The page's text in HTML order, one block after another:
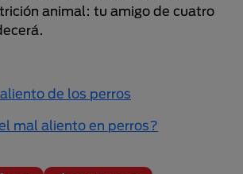
animal: tu amigo de cuatro
de los perros
mal aliento en perros?